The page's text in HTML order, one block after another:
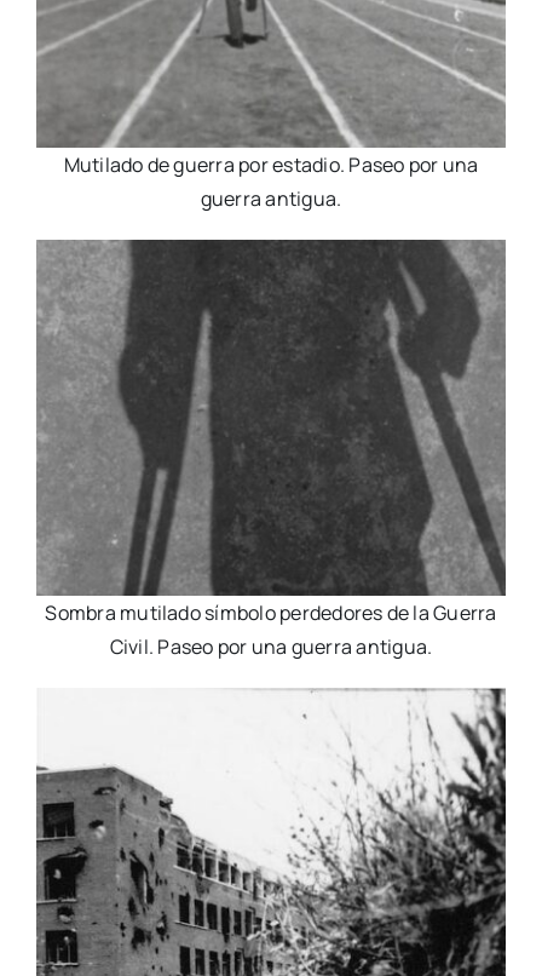
Mutilado de guerra por estadio. Paseo por una
guerra antigua.
Sombra mutilado símbolo perdedores de la Guerra
Civil. Paseo por una guerra antigua.